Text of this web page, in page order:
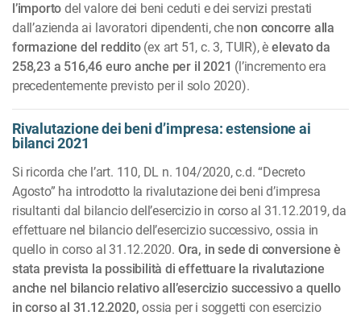
l’importo del valore dei beni ceduti e dei servizi prestati
dall’azienda ai lavoratori dipendenti, che non concorre alla
formazione del reddito(ex art 51, c. 3, TUIR), èelevato da
258,23 a 516,46 euro anche per il 2021 (l’incremento era
precedentemente previsto per il solo 2020).
Rivalutazione dei beni d’impresa: estensione ai
bilanci 2021
Si ricorda che l’art. 110, DL n. 104/2020, c.d. “Decreto
Agosto” ha introdotto la rivalutazione dei beni d’impresa
risultanti dal bilancio dell’esercizio in corso al 31.12.2019, da
effettuare nel bilancio dell’esercizio successivo, ossia in
quello in corso al 31.12.2020. Ora, in sede di conversione è
stata prevista la possibilità di effettuare la rivalutazione
anche nel bilancio relativo all’esercizio successivo a quello
in corso al 31.12.2020,ossia per i soggetti con esercizio